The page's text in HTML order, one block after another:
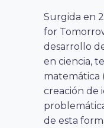
Surgida en
for
desarrollo
en ciencia,
matemática
creación de
de esta